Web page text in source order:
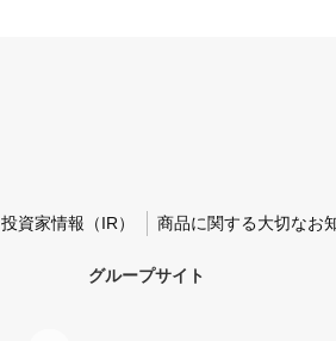
投資家情報（IR） 商品に関する大切なお
グループサイト